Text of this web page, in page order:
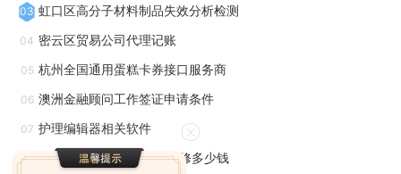
手学习铆接技术，而一个熟练的混凝土工可以指导新工人掌握
混凝土浇筑的要点。在招工找活的过程中，团队协作的重要性
不*体现在项目的施工阶段，还体现在项目的前期准备和后期
验收阶段。一个高效的班组可以更好地协调各方资源，确保项
目的顺利进行，从而提高整个建筑项目的质量和效率。电焊工
招工找活平台为用人单位提供了完善的功能支持，确保招聘过
03 虹口区高分子材料制品失效分析检测
04 密云区贸易公司代理记账
05 杭州全国通用蛋糕卡券接口服务商
06 澳洲金融顾问工作签证申请条件
07 护理编辑器相关软件
08 徐汇区24小时中央空调维修多少钱